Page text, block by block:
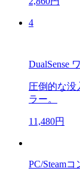
4
DualSense
圧倒的な没
ラー。
11,480円
PC/Steam